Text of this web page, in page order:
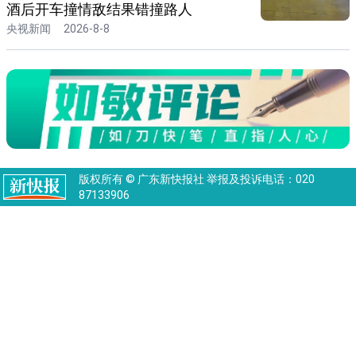
酒后开车撞情敌结果错撞路人
央视新闻 2026-8-8
版权所有 © 广东新快报社 举报及投诉电话：020
87133906